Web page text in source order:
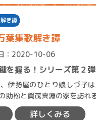
き譚
集歌解き譚
：2020-10-06
を握る！シリーズ第２弾
伊勢屋のひとり娘しづ子
助松と賀茂真淵の家を訪れ
の子息である加藤千蔭と…
詳しくみる